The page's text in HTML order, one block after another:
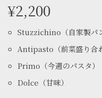
¥2,200
Stuzzichino（自家製パ
Antipasto（前菜盛り合
Primo（今週のパスタ）
Dolce（甘味）